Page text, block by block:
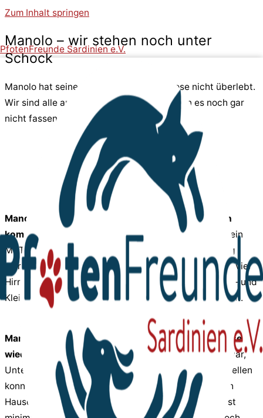
Zum Inhalt springen
PfotenFreunde Sardinien e.V.
Manolo – wir stehen noch unter
Schock
Manolo hat seine Untersuchung in Narkose nicht überlebt.
Wir sind alle am Boden zerstört und können es noch gar
nicht fassen.
Manchmal im Leben will man das Beste, doch dann
kommt es ganz dicke
. Letzte Woche hatte Manolo sein
MRT des Kopfes in Vollnarkose. Bei der Untersuchung
wurde aufgrund des Befundes in der Bildgebung – zu viel
Hirnwasser und degenerative Erscheinungen an Groß- und
Kleinhirn – auch eine Liquorpunktion erfolglos versucht.
Manolo hatte große Schwierigkeiten aus der Narkose
wieder zu erwachen.
Und obwohl er sehr schwach war,
Untertemperatur hatte und sich nicht auf die Füße stellen
konnte, wurde er seiner Pflegemama wieder mit nach
Hause gegeben. Sein Zustand besserte sich zunächst